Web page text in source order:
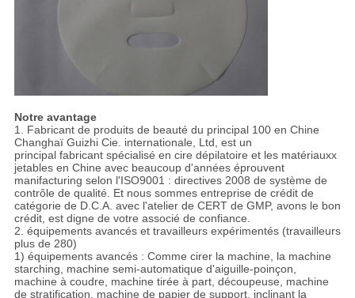
Notre avantage
1. Fabricant de produits de beauté du principal 100 en Chine
Changhaï Guizhi Cie. internationale, Ltd, est un
principal fabricant spécialisé en cire dépilatoire et les matériauxx
jetables en Chine avec beaucoup d'années éprouvent
manifacturing selon l'ISO9001 : directives 2008 de système de
contrôle de qualité. Et nous sommes entreprise de crédit de
catégorie de D.C.A. avec l'atelier de CERT de GMP, avons le bon
crédit, est digne de votre associé de confiance.
2. équipements avancés et travailleurs expérimentés (travailleurs
plus de 280)
1) équipements avancés : Comme cirer la machine, la machine
starching, machine semi-automatique d'aiguille-poinçon,
machine à coudre, machine tirée à part, découpeuse, machine
de stratification, machine de papier de support, inclinant la